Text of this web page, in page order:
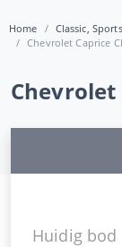
Home
Classic,
Chevrolet Caprice
Chevrolet
Huidig bod